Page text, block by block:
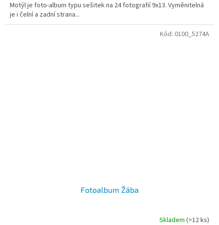
Motýl je foto-album typu sešitek na 24 fotografií 9x13. Vyměnitelná
je i čelní a zadní strana...
Fotoalbum Žába
Skladem (>12 ks)
Kód: 0100_5274A